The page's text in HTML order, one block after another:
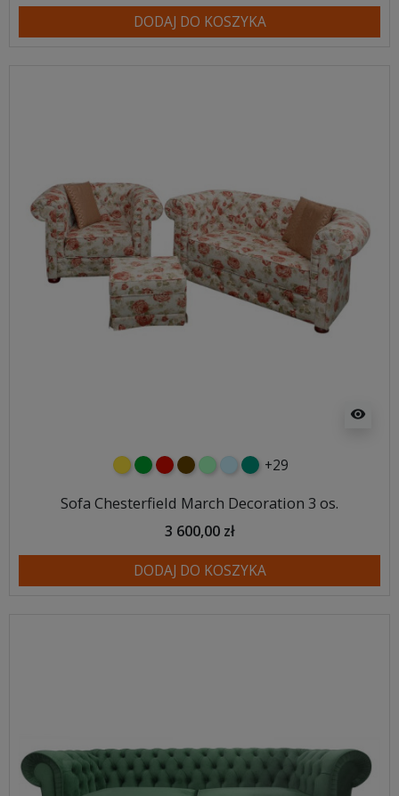
DODAJ DO KOSZYKA
visibility
żółtyzielonyczerwony
czekoladowy
miętowybłękitny
turkusowy
+29
Sofa Chesterfield March Decoration 3 os.
3 600,00 zł
DODAJ DO KOSZYKA